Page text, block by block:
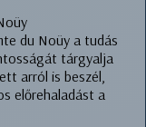
du Noüy a tudás
tárgyalja
arról is beszél,
előrehaladást a